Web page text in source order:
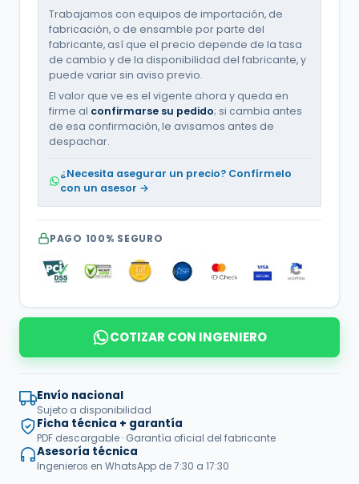
Trabajamos con equipos de importación, de
fabricación, o de ensamble por parte del
fabricante, así que el precio depende de la tasa
de cambio y de la disponibilidad del fabricante, y
puede variar sin aviso previo.
El valor que ve es el vigente ahora y queda en
firme al confirmarse su pedido; si cambia antes
de esa confirmación, le avisamos antes de
despachar.
¿Necesita asegurar un precio? Confírmelo
con un asesor →
PAGO 100% SEGURO
COTIZAR CON INGENIERO
Envío nacional
Sujeto a disponibilidad
Ficha técnica + garantía
PDF descargable · Garantía oficial del fabricante
Asesoría técnica
Ingenieros en WhatsApp de 7:30 a 17:30